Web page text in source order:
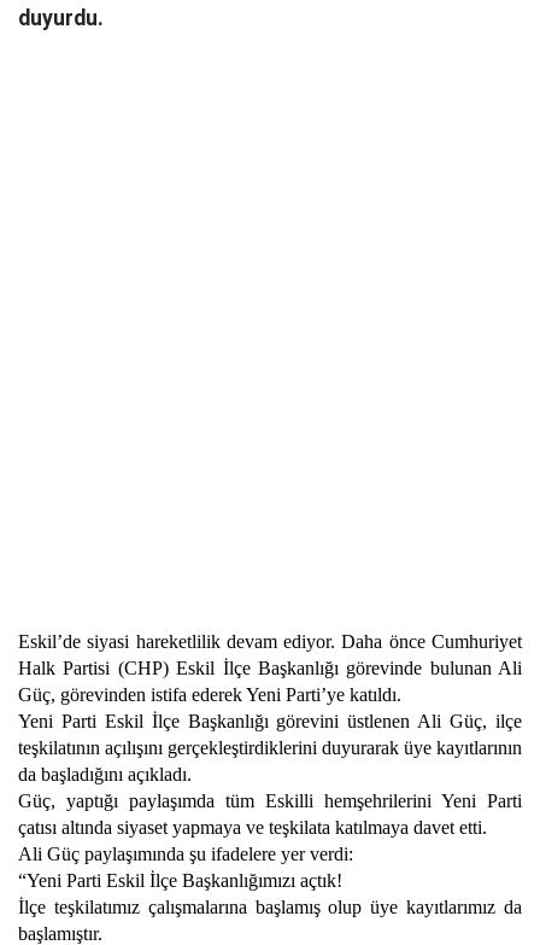
duyurdu.
Eskil’de siyasi hareketlilik devam ediyor. Daha önce Cumhuriyet
Halk Partisi (CHP) Eskil İlçe Başkanlığı görevinde bulunan Ali
Güç, görevinden istifa ederek Yeni Parti’ye katıldı.
Yeni Parti Eskil İlçe Başkanlığı görevini üstlenen Ali Güç, ilçe
teşkilatının açılışını gerçekleştirdiklerini duyurarak üye kayıtlarının
da başladığını açıkladı.
Güç, yaptığı paylaşımda tüm Eskilli hemşehrilerini Yeni Parti
çatısı altında siyaset yapmaya ve teşkilata katılmaya davet etti.
Ali Güç paylaşımında şu ifadelere yer verdi:
“Yeni Parti Eskil İlçe Başkanlığımızı açtık!
İlçe teşkilatımız çalışmalarına başlamış olup üye kayıtlarımız da
başlamıştır.